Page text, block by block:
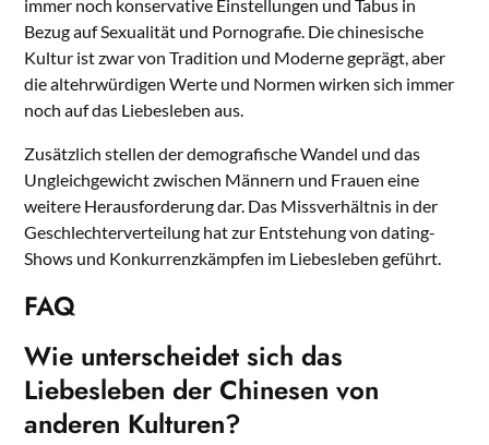
immer noch konservative Einstellungen und Tabus in
Bezug auf Sexualität und Pornografie. Die chinesische
Kultur ist zwar von Tradition und Moderne geprägt, aber
die altehrwürdigen Werte und Normen wirken sich immer
noch auf das Liebesleben aus.
Zusätzlich stellen der demografische Wandel und das
Ungleichgewicht zwischen Männern und Frauen eine
weitere Herausforderung dar. Das Missverhältnis in der
Geschlechterverteilung hat zur Entstehung von dating-
Shows und Konkurrenzkämpfen im Liebesleben geführt.
FAQ
Wie unterscheidet sich das
Liebesleben der Chinesen von
anderen Kulturen?